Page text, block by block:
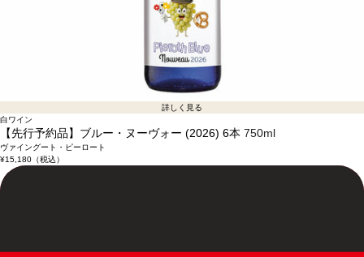
詳しく見る
白ワイン
【先行予約品】ブルー・ヌーヴォー (2026) 6本 750ml
ヴァイングート・ピーロート
¥15,180（税込）